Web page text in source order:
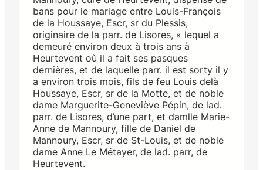
bans pour le mariage entre Louis-François
de la Houssaye, Escr, sr du Plessis,
originaire de la parr. de Lisores, « lequel a
demeuré environ deux à trois ans à
Heurtevent où il a fait ses pasques
dernières, et de laquelle parr. il est sorty il y
a environ trois mois, fils de feu Louis delà
Houssaye, Escr, sr de la Motte, et de noble
dame Marguerite-Geneviève Pépin, de lad.
parr. de Lisores, d’une part, et damlle Marie-
Anne de Mannoury, fille de Daniel de
Mannoury, Escr, sr de St-Louis, et de noble
dame Anne Le Métayer, de lad. parr, de
Heurtevent.